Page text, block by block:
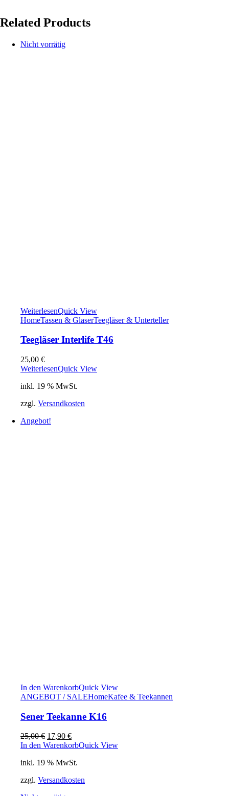
Related Products
Nicht vorrätig
WeiterlesenQuick View
HomeTassen & GlaserTeegläser & Unterteller
Teegläser Interlife T46
25,00 €
WeiterlesenQuick View
inkl. 19 % MwSt.
zzgl. Versandkosten
Angebot!
In den WarenkorbQuick View
ANGEBOT / SALEHomeKafee & Teekannen
Sener Teekanne K16
25,00€ Ursprünglicher
Preis
25,00 €
17,90 €Aktueller
Preis
17,90 €.
In den WarenkorbQuick View
inkl. 19 % MwSt.
zzgl. Versandkosten